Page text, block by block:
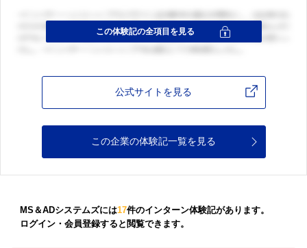
公式サイトを見る
この企業の体験記一覧を見る
MS＆ADシステムズには17件のインターン体験記があります。
ログイン・会員登録すると閲覧できます。